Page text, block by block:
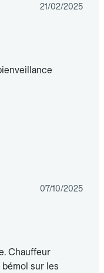
21/02/2025
07/10/2025
Chauffeur
sur les